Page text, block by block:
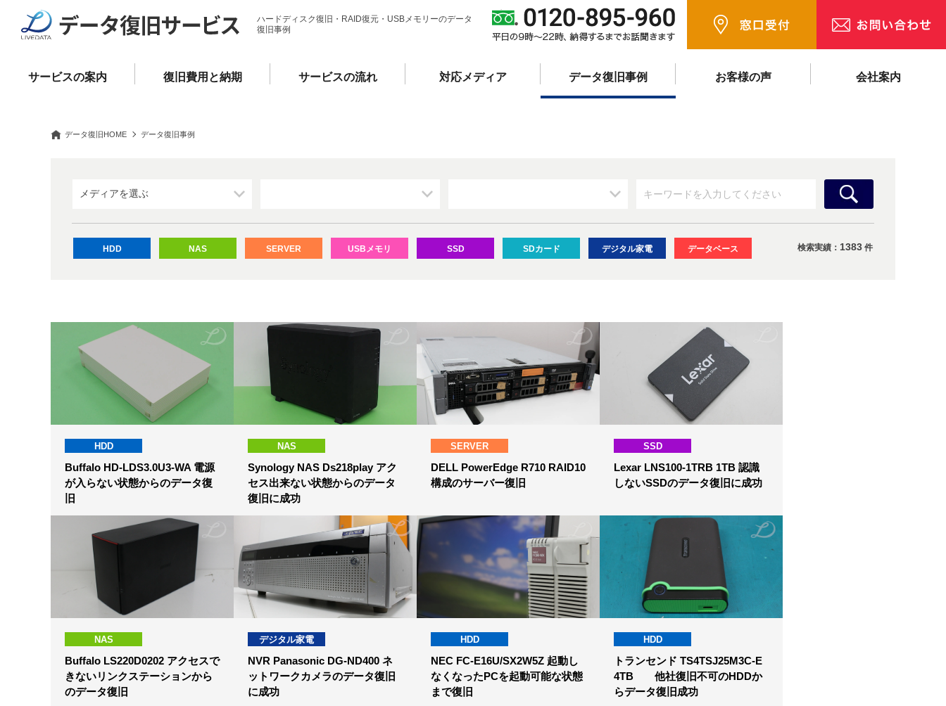
ハードディスク復旧・RAID復元・USBメモリーのデータ
復旧事例
サービスの案内 復旧費用と納期 サービスの流れ 対応メディア データ復旧事例 お客様の声 会社案内
データ復旧HOME データ復旧事例
HDD NAS SERVER USBメモリ SSD SDカード デジタル家電 データベース 検索実績： 1383 件
HDD
Buffalo HD-LDS3.0U3-WA 電源
が入らない状態からのデータ復
旧
NAS
Synology NAS Ds218play アク
セス出来ない状態からのデータ
復旧に成功
SERVER
DELL PowerEdge R710 RAID10
構成のサーバー復旧
SSD
Lexar LNS100-1TRB 1TB 認識
しないSSDのデータ復旧に成功
NAS
Buffalo LS220D0202 アクセスで
きないリンクステーションから
のデータ復旧
デジタル家電
NVR Panasonic DG-ND400 ネ
ットワークカメラのデータ復旧
に成功
HDD
NEC FC-E16U/SX2W5Z 起動し
なくなったPCを起動可能な状態
まで復旧
HDD
トランセンド TS4TSJ25M3C-E
4TB 他社復旧不可のHDDか
らデータ復旧成功